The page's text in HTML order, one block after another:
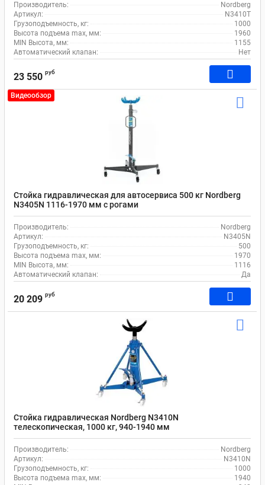
Производитель:
Nordberg
Артикул:
N3410T
Грузоподъемность, кг:
1000
Высота подъема max, мм:
1960
MIN Высота, мм:
1155
Автоматический клапан:
Нет
23 550 руб
Видеообзор
Стойка гидравлическая для автосервиса 500 кг Nordberg
N3405N 1116-1970 мм с рогами
Производитель:
Nordberg
Артикул:
N3405N
Грузоподъемность, кг:
500
Высота подъема max, мм:
1970
MIN Высота, мм:
1116
Автоматический клапан:
Да
20 209 руб
Стойка гидравлическая Nordberg N3410N
телескопическая, 1000 кг, 940-1940 мм
Производитель:
Nordberg
Артикул:
N3410N
Грузоподъемность, кг:
1000
Высота подъема max, мм:
1940